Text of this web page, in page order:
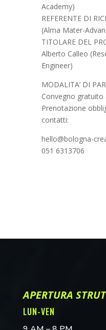
Academy)
REFERENTE DI
(Alma Mater-
TITOLARE DEL
Alberto Calleo
Engineer)
MODALITA’ DI
Convegno
Prenotazione
contatti:
hello@bologna-
051 6313706
APERTURA
LUN-VEN